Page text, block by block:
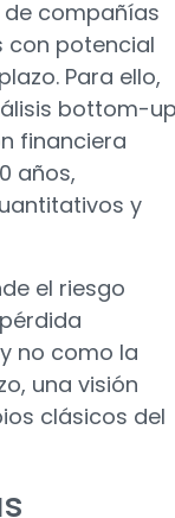
de compañías
con potencial
Para ello,
bottom-
financiera
años,
y
el riesgo
no como la
una visión
clásicos del